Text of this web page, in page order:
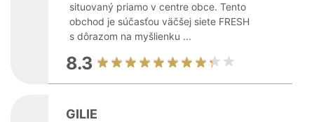
situovaný priamo v centre obce. Tento
obchod je súčasťou väčšej siete FRESH
s dôrazom na myšlienku ...
8.3
GILIE